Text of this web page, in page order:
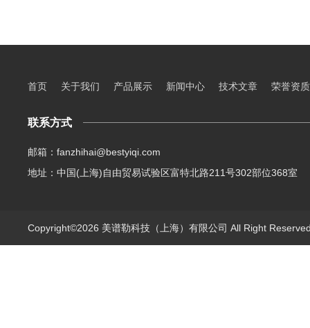
首页 关于我们 产品展示 新闻中心 技术文章 荣誉资质
联系方式
邮箱：fanzhihai@bestyiqi.com
地址：中国(上海)自由贸易试验区富特北路211号302部位368室
Copyright©2026 美谱勒科技（上海）有限公司 All Right